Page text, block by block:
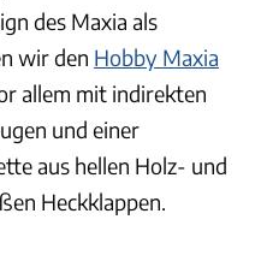
des Maxia als
wir den Hobby Maxia
allem mit indirekten
und einer
aus hellen Holz- und
Heckklappen.